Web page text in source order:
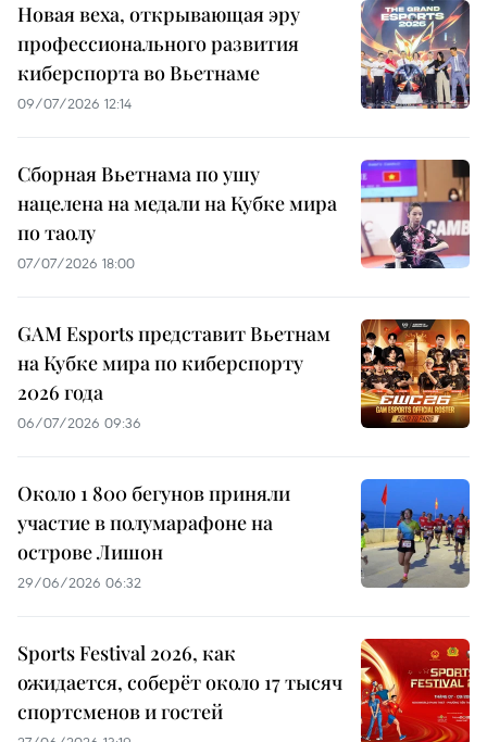
Новая веха, открывающая эру
профессионального развития
киберспорта во Вьетнаме
09/07/2026 12:14
Сборная Вьетнама по ушу
нацелена на медали на Кубке мира
по таолу
07/07/2026 18:00
GAM Esports представит Вьетнам
на Кубке мира по киберспорту
2026 года
06/07/2026 09:36
Около 1 800 бегунов приняли
участие в полумарафоне на
острове Лишон
29/06/2026 06:32
Sports Festival 2026, как
ожидается, соберёт около 17 тысяч
спортсменов и гостей